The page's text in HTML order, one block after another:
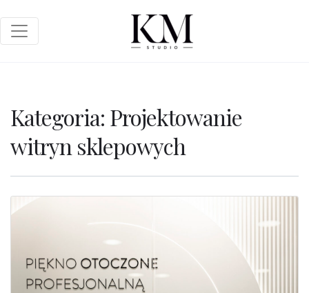
Kategoria: Projektowanie
witryn sklepowych